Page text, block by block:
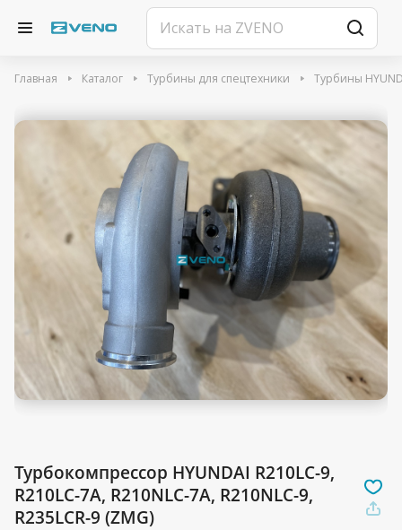
Главная Каталог Турбины для спецтехники Турбины
Турбокомпрессор HYUNDAI R210LC-9,
R210LC-7A, R210NLC-7A, R210NLC-9,
R235LCR-9 (ZMG)